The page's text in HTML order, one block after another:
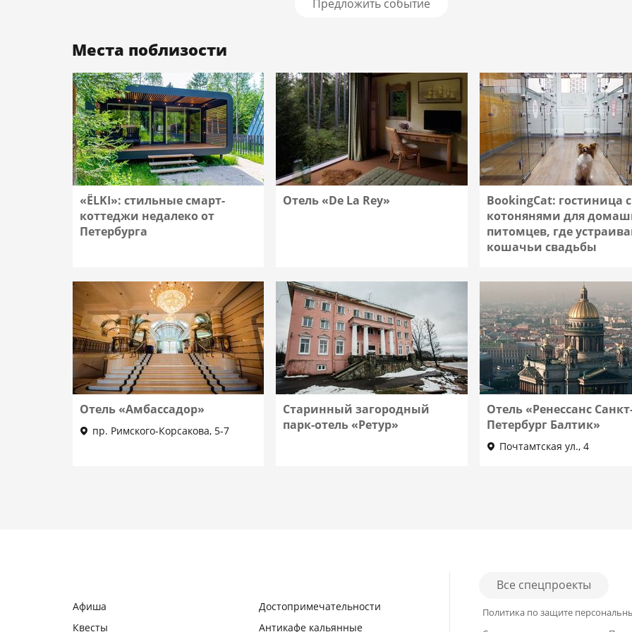
Предложить событие
Места поблизости
«ËLKI»: стильные смарт-
коттеджи недалеко от
Петербурга
Отель «De La Rey»
BookingCat: гостиница с
котонянями для
питомцев, где
кошачьи свадьбы
Отель «Амбассадор»
пр. Римского-Корсакова, 5-7
Старинный загородный
парк-отель «Ретур»
Отель «Ренессанс
Петербург Балтик»
Почтамтская ул., 4
Афиша
Квесты
Достопримечательности
Антикафе кальянные
Все спецпроекты
Политика по защите